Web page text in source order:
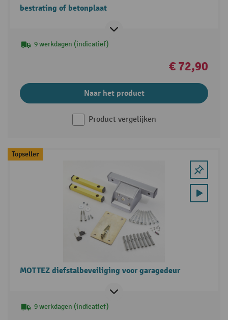
bestrating of betonplaat
9 werkdagen (indicatief)
€ 72,90
Naar het product
Product vergelijken
Topseller
MOTTEZ diefstalbeveiliging voor garagedeur
9 werkdagen (indicatief)